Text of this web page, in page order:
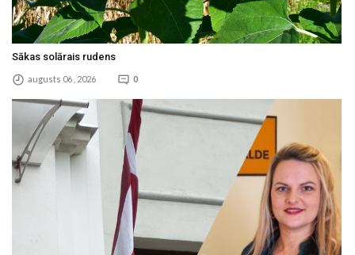
Sākas solārais rudens
augusts 06 , 2026 0